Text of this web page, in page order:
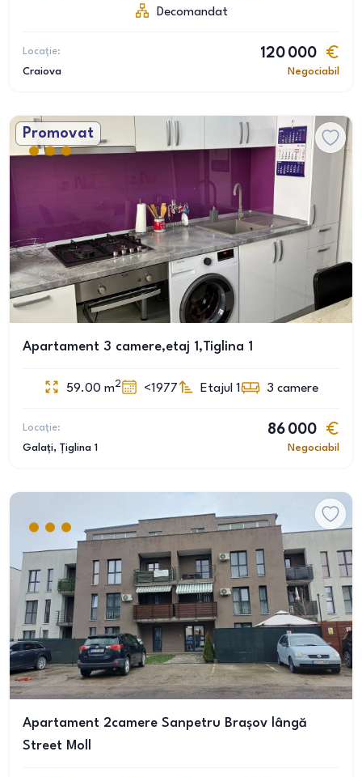
Decomandat
Locație:
Craiova
120 000
Negociabil
Promovat
Apartament 3 camere,etaj 1,Tiglina 1
59.00 m2 <1977 Etajul 1 3 camere
Locație:
Galați, Țiglina 1
86 000
Negociabil
Apartament 2camere Sanpetru Brașov lângă
Street Moll